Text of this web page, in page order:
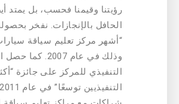
رؤيتنا وقيمنا فحسب، بل يمتد
الحافل بالإنجازات. نفخر
“أشهر مركز تعليم سياقة
وذلك في عام 2007.
التنفيذي للمركز على جائزة